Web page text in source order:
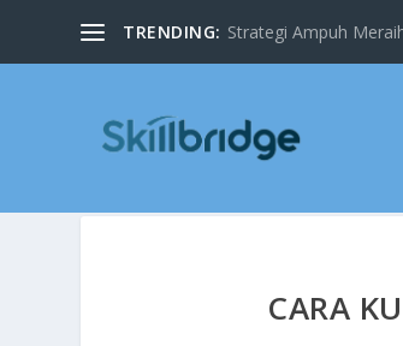
TRENDING: Strategi Ampuh
CARA